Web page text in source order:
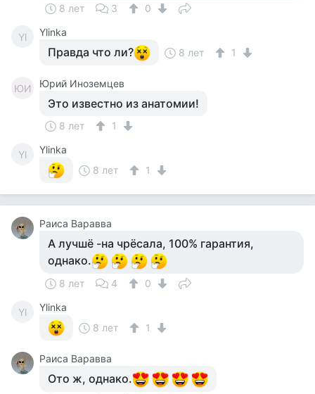
8 лет 3 0
Yl Ylinka
Правда что ли? 8 лет 1
ЮИ Юрий Иноземцев
Это известно из анатомии!
8 лет 1
Yl
Ylinka
8 лет
1
Раиса Варавва
А лучшё -на чрёсала, 100% гарантия,
однако.
8 лет 4 0
Yl
Ylinka
8 лет
1
Раиса Варавва
Ото ж, однако.